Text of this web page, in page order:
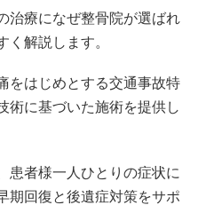
治療になぜ整骨院が選ばれ
く解説します。
をはじめとする交通事故特
術に基づいた施術を提供し
患者様一人ひとりの症状に
期回復と後遺症対策をサポ